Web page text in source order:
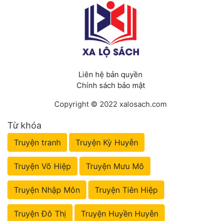
Liên hệ bản quyền
Chính sách bảo mật
Copyright © 2022 xalosach.com
Từ khóa
Truyện tranh Truyện Kỳ Huyễn
Truyện Võ Hiệp Truyện Mưu Mô
Truyện Nhập Môn Truyện Tiên Hiệp
Truyện Đô Thị Truyện Huyền Huyễn